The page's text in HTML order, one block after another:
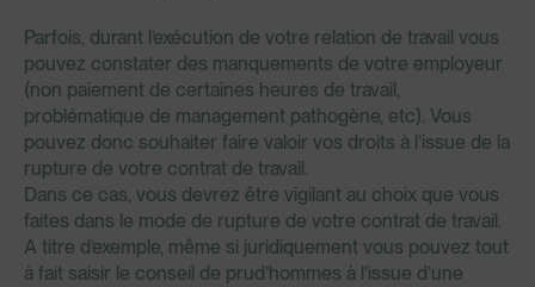
Parfois, durant l’exécution de votre relation de travail vous
pouvez constater des manquements de votre employeur
(non paiement de certaines heures de travail,
problématique de management pathogène, etc). Vous
pouvez donc souhaiter faire valoir vos droits à l’issue de la
rupture de votre contrat de travail.
Dans ce cas, vous devrez être vigilant au choix que vous
faites dans le mode de rupture de votre contrat de travail.
A titre d’exemple, même si juridiquement vous pouvez tout
à fait saisir le conseil de prud’hommes à l’issue d’une